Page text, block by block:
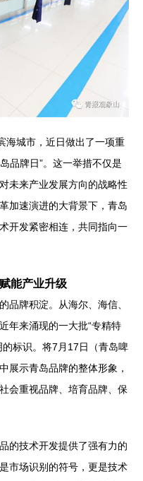
海城市，近日做出了一项重
品牌日”。这一举措不仅是
未来产业发展方向的战略性
加速演进的大背景下，青岛
开发紧密相连，共同指向一
能产业升级
品牌积淀。从海尔、海信、
年来涌现的一大批“专精特
标识。将7月17日（青岛啤
展示青岛品牌的整体形象，
会重视品牌、培育品牌、保
的技术开发提供了强有力的
市场识别的符号，更是技术